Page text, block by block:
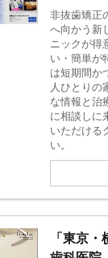
非抜歯矯正
へ向かう新
ニックが得
い・簡単が
は短期間か
人ひとりの
な情報と治
に相談しに
いただける
い。
「東京